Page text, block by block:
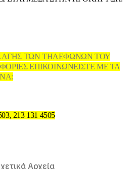
ΤΩΝ ΤΗΛΕΦΩΝΩΝ ΤΟΥ
ΕΠΙΚΟΙΝΩΝΕΙΣΤΕ ΜΕ ΤΑ
213 131 4505
Αρχεία